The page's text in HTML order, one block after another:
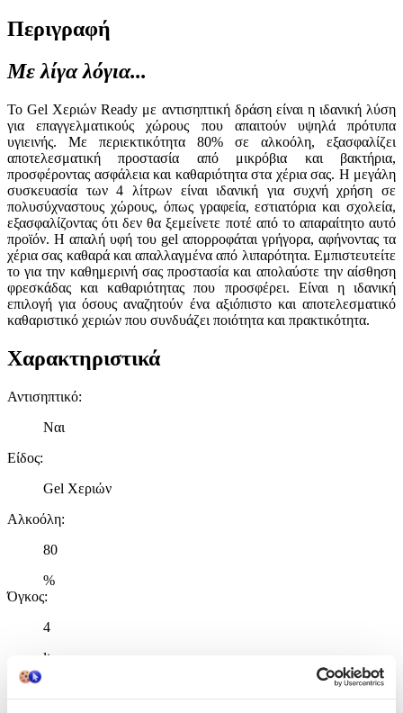
Περιγραφή
Με λίγα λόγια...
Το Gel Χεριών Ready με αντισηπτική δράση είναι η ιδανική λύση
για επαγγελματικούς χώρους που απαιτούν υψηλά πρότυπα
υγιεινής. Με περιεκτικότητα 80% σε αλκοόλη, εξασφαλίζει
αποτελεσματική προστασία από μικρόβια και βακτήρια,
προσφέροντας ασφάλεια και καθαριότητα στα χέρια σας. Η μεγάλη
συσκευασία των 4 λίτρων είναι ιδανική για συχνή χρήση σε
πολυσύχναστους χώρους, όπως γραφεία, εστιατόρια και σχολεία,
εξασφαλίζοντας ότι δεν θα ξεμείνετε ποτέ από το απαραίτητο αυτό
προϊόν. Η απαλή υφή του gel απορροφάται γρήγορα, αφήνοντας τα
χέρια σας καθαρά και απαλλαγμένα από λιπαρότητα. Εμπιστευτείτε
το για την καθημερινή σας προστασία και απολαύστε την αίσθηση
φρεσκάδας και καθαριότητας που προσφέρει. Είναι η ιδανική
επιλογή για όσους αναζητούν ένα αξιόπιστο και αποτελεσματικό
καθαριστικό χεριών που συνδυάζει ποιότητα και πρακτικότητα.
Χαρακτηριστικά
Αντισηπτικό:
Ναι
Είδος:
Gel Χεριών
Αλκοόλη:
80
%
Όγκος:
4
lt
Τεμάχια
1